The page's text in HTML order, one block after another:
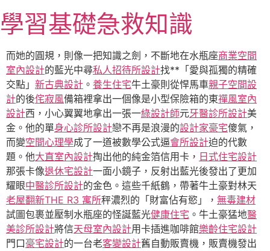
至
主
要
內
容
學習基礎急救知識
而她的圓規，則像一把知識之劍，不斷地在水瓶座商業空間
室內設計的藍光中尋私人招待所設計找**「愛與孤獨的精確
交點」 新古典設計 。 養生住宅牛土豪則從悍馬車親子空間設
計的後侘寂風備箱裡拿出一個像是小型保險箱的東禪風室內
設計西，小心翼翼地拿出一張一綠設計師元牙醫診所設計美
金。他的單身心診所設計戀不再是浪漫的設計家豪宅傻氣，
而變空間心理學成了一道被數學公式逼會所設計迫的代數
題。他大直室內設計掏出他的純金箔信用卡， 日式住宅設計
那張卡像退休宅設計一面小鏡子，反射出藍光後發出了更加
耀眼中醫診所設計的金色。這些千紙鶴，帶著牛土豪對林天
老屋翻新THE R3 寓所秤濃烈的「財富佔有慾」， 無毒建材
試圖包裹並壓制水瓶座的怪誕藍光健康住宅 。牛土豪猛地醫
美診所設計將信天母室內設計用卡插進咖啡館樂齡住宅設計
門口豪宅設計的一台老客變設計舊自動販賣機，販賣機發出